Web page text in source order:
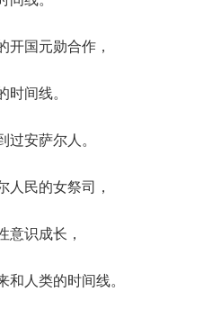
开国元勋合作，
间线。
过安萨尔人。
人民的女祭司，
意识成长，
和人类的时间线。